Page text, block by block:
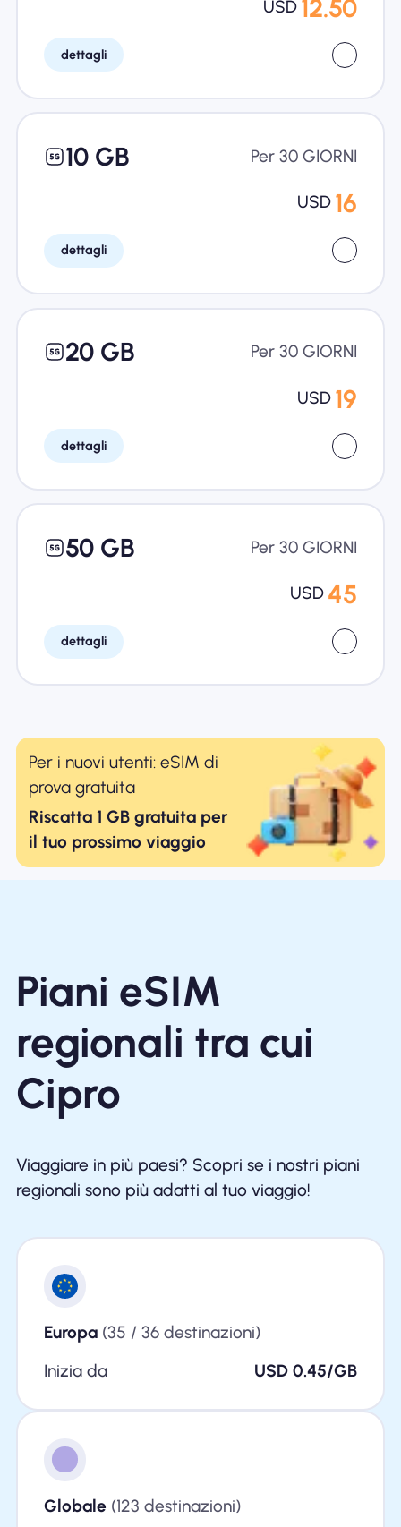
USD 12.50
dettagli
10 GB Per 30 GIORNI
USD 16
dettagli
20 GB Per 30 GIORNI
USD 19
dettagli
50 GB Per 30 GIORNI
USD 45
dettagli
Per i nuovi utenti: eSIM di
prova gratuita
Riscatta 1 GB gratuita per
il tuo prossimo viaggio
Piani eSIM
regionali tra cui
Cipro
Viaggiare in più paesi? Scopri se i nostri piani
regionali sono più adatti al tuo viaggio!
Europa(35 / 36 destinazioni)
Inizia da
USD 0.45/GB
Globale (123 destinazioni)